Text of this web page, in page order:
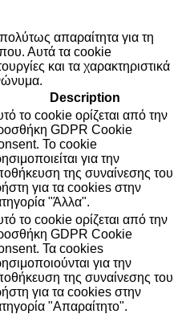
απαραίτητα για τη
Αυτά τα cookie
και τα χαρακτηριστικά
Description
το cookie ορίζεται από την
GDPR Cookie
Το cookie
για την
της συναίνεσης του
για τα cookies στην
"Άλλα".
το cookie ορίζεται από την
GDPR Cookie
Τα cookies
για την
της συναίνεσης του
για τα cookies στην
"Απαραίτητο".